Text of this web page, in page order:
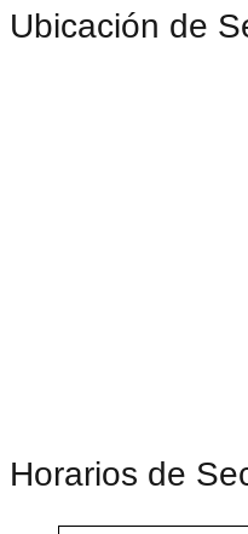
Ubicación de
Horarios de